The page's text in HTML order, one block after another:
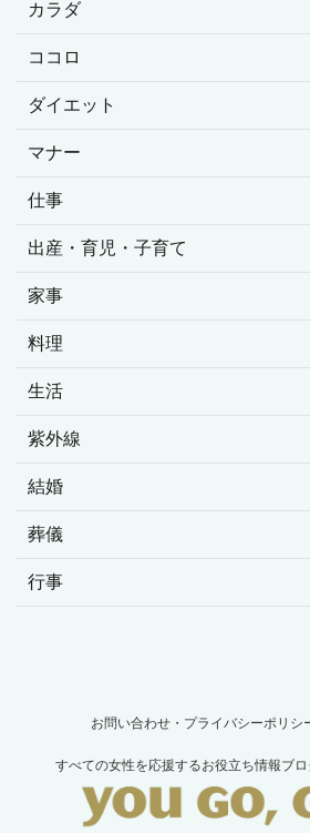
カラダ
ココロ
ダイエット
マナー
仕事
出産・育児・子育て
家事
料理
生活
紫外線
結婚
葬儀
行事
お問い合わせ・プライバシーポリシ
すべての女性を応援するお役立ち情報ブロ